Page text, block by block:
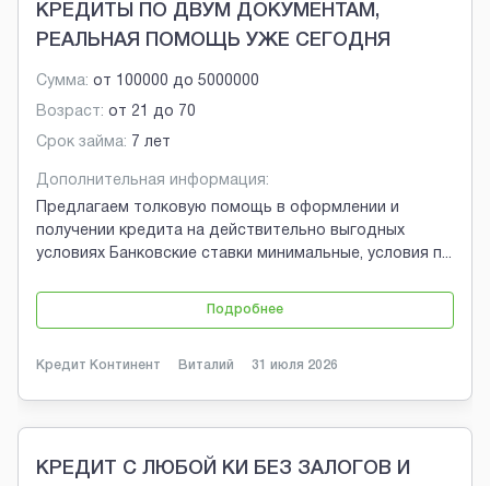
КРЕДИТЫ ПО ДВУМ ДОКУМЕНТАМ,
РЕАЛЬНАЯ ПОМОЩЬ УЖЕ СЕГОДНЯ
Сумма: от 100000 до 5000000
Возраст: от 21 до 70
Срок займа: 7 лет
Дополнительная информация:
Предлагаем толковую помощь в оформлении и
получении кредита на действительно выгодных
условиях Банковские ставки минимальные, условия п...
Подробнее
Кредит Континент Виталий 31 июля 2026
КРЕДИТ С ЛЮБОЙ КИ БЕЗ ЗАЛОГОВ И